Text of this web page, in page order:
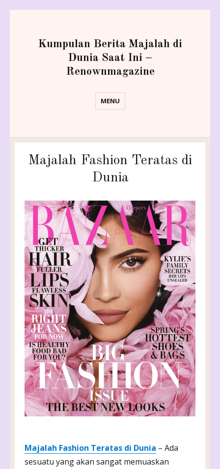
Kumpulan Berita Majalah di
Dunia Saat Ini –
Renownmagazine
MENU
Majalah Fashion Teratas di
Dunia
Majalah Fashion Teratas di Dunia – Ada
sesuatu yang akan sangat memuaskan